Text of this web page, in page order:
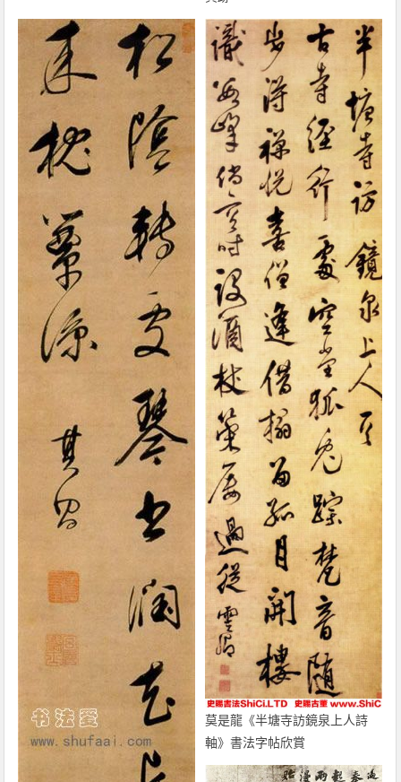
莫是龍《半塘寺訪鏡泉上人詩
軸》書法字帖欣賞